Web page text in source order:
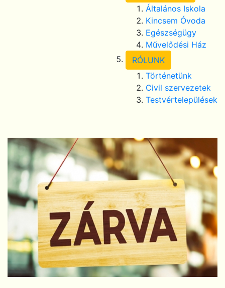
Általános Iskola
Kincsem Óvoda
Egészségügy
Művelődési Ház
RÓLUNK
Történetünk
Civil szervezetek
Testvértelepülések